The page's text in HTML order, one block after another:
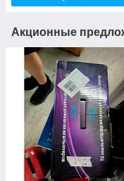
Акционные